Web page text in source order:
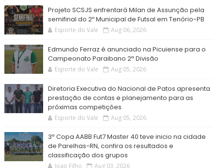
Projeto SCSJS enfrentará Milan de Assunção pela
semifinal do 2º Municipal de Futsal em Tenório-PB
Esporte do Vale Aug 06, 2026
Edmundo Ferraz é anunciado na Picuiense para o
Campeonato Paraibano 2ª Divisão
Esporte do Vale Aug 05, 2026
Diretoria Executiva do Nacional de Patos apresenta
prestação de contas e planejamento para as
próximas competições
Esporte do Vale Aug 05, 2026
3ª Copa AABB Fut7 Master 40 teve inicio na cidade
de Parelhas-RN, confira os resultados e
classificação dos grupos
Joao Filho Aug 03, 2026